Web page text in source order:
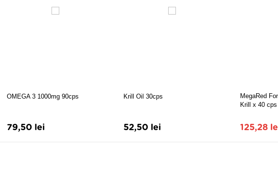
OMEGA 3 1000mg 90cps
79,50 lei
Krill Oil 30cps
52,50 lei
MegaRed
Krill x 40 cps
125,28